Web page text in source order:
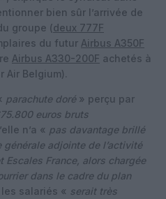
bien sûr l’arrivée de
groupe (deux 777F
du futur Airbus A350F
Airbus A330-200F achetés à
Air Belgium).
parachute doré » perçu par
euros bruts
n’a « pas davantage brillé
adjointe de l’activité
France, alors chargée
dans le cadre du plan
salariés « serait très